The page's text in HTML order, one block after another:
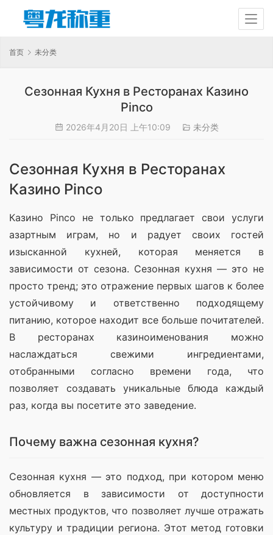
首页 未分类
Сезонная Кухня в Ресторанах Казино
Pinco
2026年4月20日 上午10:09 未分类
Сезонная Кухня в Ресторанах
Казино Pinco
Казино Pinco не только предлагает свои услуги
азартным играм, но и радует своих гостей
изысканной кухней, которая меняется в
зависимости от сезона. Сезонная кухня — это не
просто тренд; это отражение первых шагов к более
устойчивому и ответственно подходящему
питанию, которое находит все больше почитателей.
В ресторанах казиноименования можно
наслаждаться свежими ингредиентами,
отобранными согласно времени года, что
позволяет создавать уникальные блюда каждый
раз, когда вы посетите это заведение.
Почему важна сезонная кухня?
Сезонная кухня — это подход, при котором меню
обновляется в зависимости от доступности
местных продуктов, что позволяет лучше отражать
культуру и традиции региона. Этот метод готовки